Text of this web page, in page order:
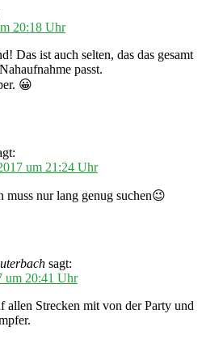
20:18 Uhr
Das ist auch selten, das das gesamt
passt.
😀
um 21:24 Uhr
muss nur lang genug suchen😉
sagt:
um 20:41 Uhr
allen Strecken mit von der Party und